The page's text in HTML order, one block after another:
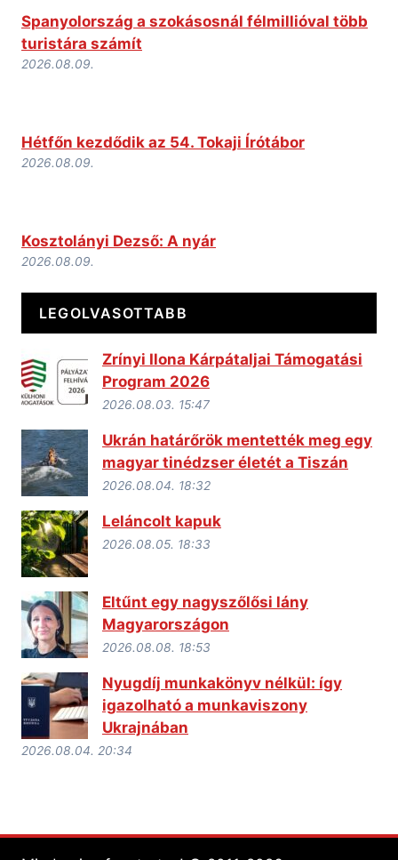
Spanyolország a szokásosnál félmillióval több
turistára számít
2026.08.09.
Hétfőn kezdődik az 54. Tokaji Írótábor
2026.08.09.
Kosztolányi Dezső: A nyár
2026.08.09.
LEGOLVASOTTABB
Zrínyi Ilona Kárpátaljai Támogatási
Program 2026
2026.08.03. 15:47
Ukrán határőrök mentették meg egy
magyar tinédzser életét a Tiszán
2026.08.04. 18:32
Leláncolt kapuk
2026.08.05. 18:33
Eltűnt egy nagyszőlősi lány
Magyarországon
2026.08.08. 18:53
Nyugdíj munkakönyv nélkül: így
igazolható a munkaviszony
Ukrajnában
2026.08.04. 20:34